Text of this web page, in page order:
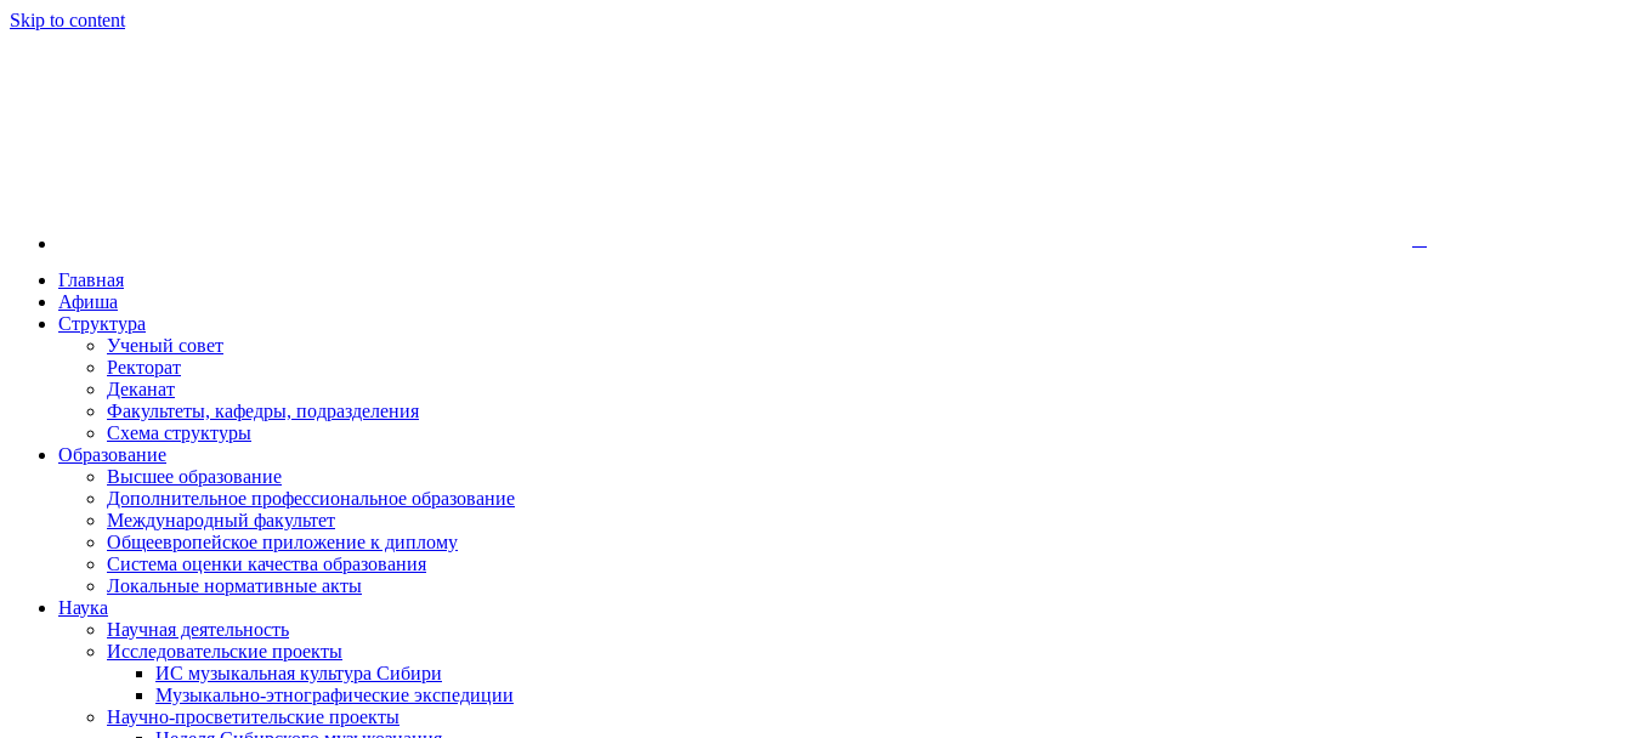
Skip to content
Новосибирская государственная консерватория имени М. И. Глинки
Новосибирская государственная консерватория имени М. И. Глинки — высшее музыкальное учебное заведение в Новосибирске. Основанная в 1956
году распоряжением совмина РСФСР и указом министерства культуры РСФСР, консерватория стала первым музыкальным высшим учебным
заведением в Сибири[2] и до сих пор остаётся единственным за пределами европейской части России[3]. С 1957 года она носит имя Михаила Ивановича
Глинки.
Главная
Афиша
Структура
Ученый совет
Ректорат
Деканат
Факультеты, кафедры, подразделения
Схема структуры
Образование
Высшее образование
Дополнительное профессиональное образование
Международный факультет
Общеевропейское приложение к диплому
Система оценки качества образования
Локальные нормативные акты
Наука
Научная деятельность
Исследовательские проекты
ИС музыкальная культура Сибири
Музыкально-этнографические экспедиции
Научно-просветительские проекты